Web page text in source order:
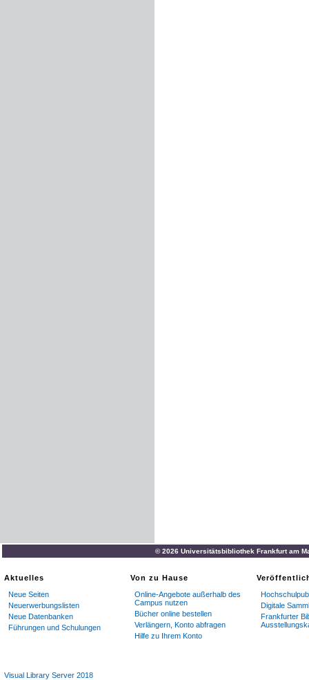
© 2026 Universitätsbibliothek Frankfurt am
Aktuelles
Neue Seiten
Neuerwerbungslisten
Neue Datenbanken
Führungen und Schulungen
Von zu Hause
Online-Angebote außerhalb des
Campus nutzen
Bücher online bestellen
Verlängern, Konto abfragen
Hilfe zu Ihrem Konto
Digitale
Frankfurter
Visual Library Server 2018